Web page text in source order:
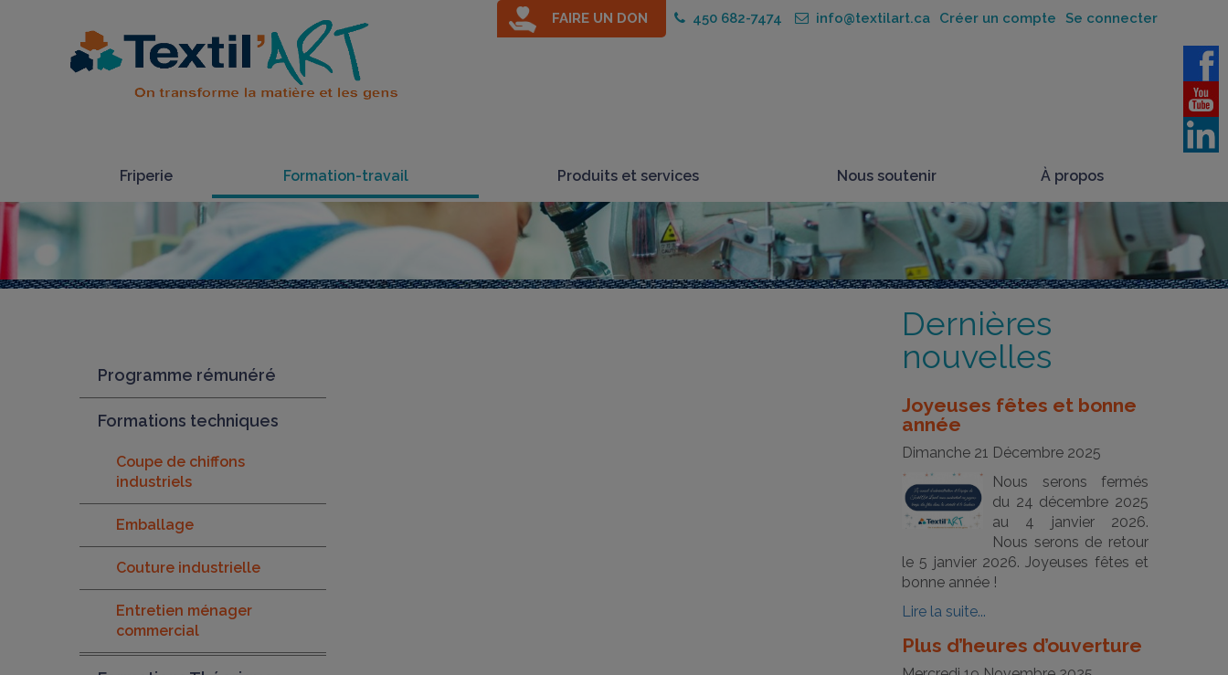
FAIRE UN DON 450 682-7474 info@textilart.ca Créer un compte Se connecter
Friperie Formation-travail Produits et services Nous soutenir À propos
Programme rémunéré
Formations techniques
Coupe de chiffons
industriels
Emballage
Couture industrielle
Entretien ménager
commercial
Dernières
nouvelles
Joyeuses fêtes et bonne
année
Dimanche 21 Décembre 2025
Nous serons fermés
du 24 décembre 2025
au 4 janvier 2026.
Nous serons de retour
le 5 janvier 2026. Joyeuses fêtes et
bonne année !
Lire la suite...
Plus d’heures d’ouverture